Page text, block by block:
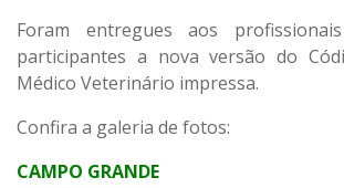
Foram entregues aos
participantes a nova versão do
Médico Veterinário impressa.
Confira a galeria de fotos:
CAMPO GRANDE